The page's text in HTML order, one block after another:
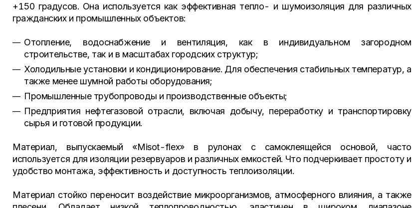
+150 градусов. Она используется как эффективная тепло- и шумоизоляция для различных
гражданских и промышленных объектов:
Отопление, водоснабжение и вентиляция, как в индивидуальном загородном
строительстве, так и в масштабах городских структур;
Холодильные установки и кондиционирование. Для обеспечения стабильных температур, а
также менее шумной работы оборудования;
Промышленные трубопроводы и производственные объекты;
Предприятия нефтегазовой отрасли, включая добычу, переработку и транспортировку
сырья и готовой продукции.
Материал, выпускаемый «Misot-flex» в рулонах с самоклеящейся основой, часто
используется для изоляции резервуаров и различных емкостей. Что подчеркивает простоту и
удобство монтажа, эффективность и доступность теплоизоляции.
Материал стойко переносит воздействие микроорганизмов, атмосферного влияния, а также